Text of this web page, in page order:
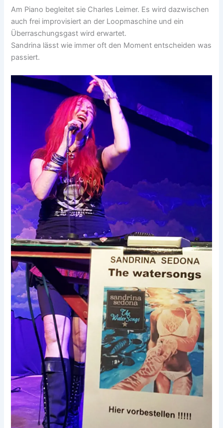
Am Piano begleitet sie Charles Leimer. Es wird dazwischen
auch frei improvisiert an der Loopmaschine und ein
Überraschungsgast wird erwartet.
Sandrina lässt wie immer oft den Moment entscheiden was
passiert.